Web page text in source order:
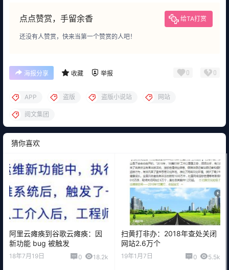
点点赞赏，手留余香 给TA打赏
还没有人赞赏，快来当第一个赞赏的人吧！
海报分享 收藏 举报 0 0
APP 盗版 盗版小说站 网站
阅文集团
猜你喜欢
阿里云瘫痪到谷歌云瘫痪：因
新功能 bug 被触发
18年7月19日 0 18.2k
扫黄打非办：2018年查处关闭
网站2.6万个
19年1月7日 0 5.5k